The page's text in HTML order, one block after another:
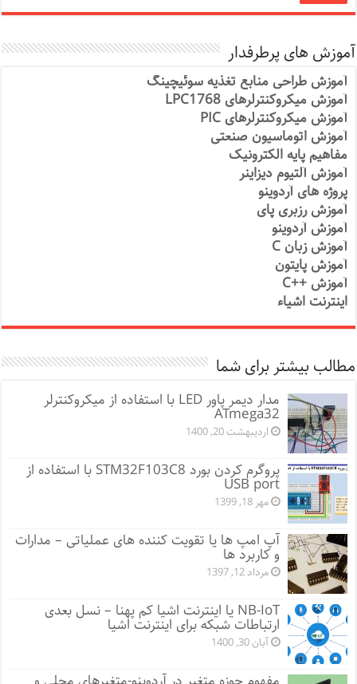
آموزش های پرطرفدار
آموزش طراحی منابع تغذیه سوئیچینگ
آموزش میکروکنترلرهای LPC1768
آموزش میکروکنترلرهای PIC
آموزش اتوماسیون صنعتی
مفاهیم پایه الکترونیک
آموزش آلتیوم دیزاینر
پروژه های آردوینو
آموزش رزبری پای
آموزش آردوینو
آموزش زبان C
آموزش پایتون
آموزش ++C
اینترنت اشیاء
مطالب بیشتر برای شما
مدار دیمر پاور LED با استفاده از میکروکنترلر
ATmega32
اردیبهشت 20, 1400
پروگرم کردن بورد STM32F103C8 با استفاده از
USB port
مهر 18, 1399
آپ امپ ها یا تقویت کننده های عملیاتی – مدارات
و کاربرد ها
مرداد 12, 1397
NB-IoT یا اینترنت اشیا کم پهنا – نسل بعدی
ارتباطات شبکه برای اینترنت اشیا
آبان 30, 1400